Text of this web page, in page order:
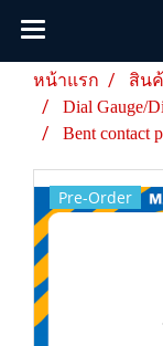
หน้าแรก สิน
Dial Gauge/
Bent contact
Pre-Order